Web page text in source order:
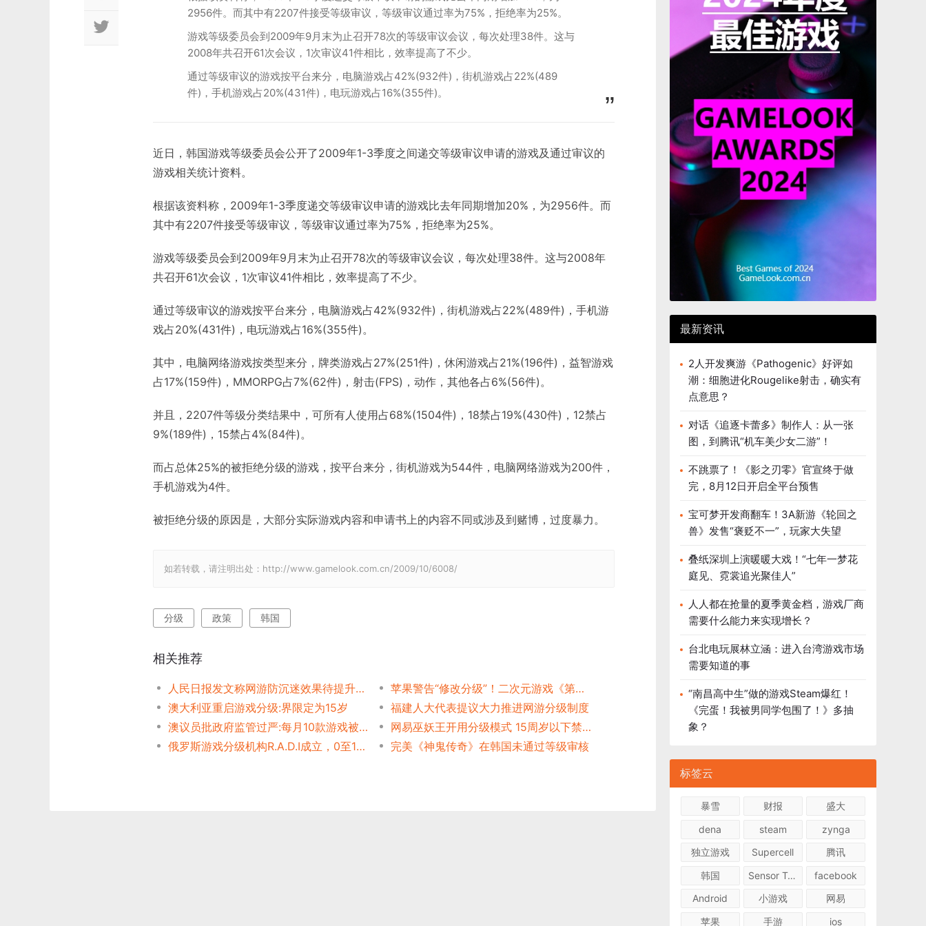
2956件。而其中有2207件接受等级审议，等级审议通过率为75%，拒绝率为25%。
游戏等级委员会到2009年9月末为止召开78次的等级审议会议，每次处理38件。这与
2008年共召开61次会议，1次审议41件相比，效率提高了不少。
通过等级审议的游戏按平台来分，电脑游戏占42%(932件)，街机游戏占22%(489
件)，手机游戏占20%(431件)，电玩游戏占16%(355件)。
近日，韩国游戏等级委员会公开了2009年1-3季度之间递交等级审议申请的游戏及通过审议的
游戏相关统计资料。
根据该资料称，2009年1-3季度递交等级审议申请的游戏比去年同期增加20%，为2956件。而
其中有2207件接受等级审议，等级审议通过率为75%，拒绝率为25%。
游戏等级委员会到2009年9月末为止召开78次的等级审议会议，每次处理38件。这与2008年
共召开61次会议，1次审议41件相比，效率提高了不少。
通过等级审议的游戏按平台来分，电脑游戏占42%(932件)，街机游戏占22%(489件)，手机游
戏占20%(431件)，电玩游戏占16%(355件)。
其中，电脑网络游戏按类型来分，牌类游戏占27%(251件)，休闲游戏占21%(196件)，益智游戏
占17%(159件)，MMORPG占7%(62件)，射击(FPS)，动作，其他各占6%(56件)。
并且，2207件等级分类结果中，可所有人使用占68%(1504件)，18禁占19%(430件)，12禁占
9%(189件)，15禁占4%(84件)。
而占总体25%的被拒绝分级的游戏，按平台来分，街机游戏为544件，电脑网络游戏为200件，
手机游戏为4件。
被拒绝分级的原因是，大部分实际游戏内容和申请书上的内容不同或涉及到赌博，过度暴力。
如若转载，请注明出处：http://www.gamelook.com.cn/2009/10/6008/
分级 政策 韩国
相关推荐
人民日报发文称网游防沉迷效果待提升，专家呼吁分级制度
苹果警告“修改分级”！二次元游戏《第七史诗》认怂，修改角色立绘
澳大利亚重启游戏分级:界限定为15岁
福建人大代表提议大力推进网游分级制度
澳议员批政府监管过严:每月10款游戏被禁
网易巫妖王开用分级模式 15周岁以下禁止访问
俄罗斯游戏分级机构R.A.D.I成立，0至18岁共设五档
完美《神鬼传奇》在韩国未通过等级审核
最新资讯
2人开发爽游《Pathogenic》好评如
潮：细胞进化Rougelike射击，确实有
点意思？
对话《追逐卡蕾多》制作人：从一张
图，到腾讯“机车美少女二游”！
不跳票了！《影之刃零》官宣终于做
完，8月12日开启全平台预售
宝可梦开发商翻车！3A新游《轮回之
兽》发售“褒贬不一”，玩家大失望
叠纸深圳上演暖暖大戏！“七年一梦花
庭见、霓裳追光聚佳人”
人人都在抢量的夏季黄金档，游戏厂商
需要什么能力来实现增长？
台北电玩展林立涵：进入台湾游戏市场
需要知道的事
“南昌高中生”做的游戏Steam爆红！
《完蛋！我被男同学包围了！》多抽
象？
标签云
暴雪 财报
盛大
dena
steam
zynga
独立游戏
Supercell
腾讯
韩国
Sensor Tower
facebook
Android
小游戏
网易
苹果
手游 ios